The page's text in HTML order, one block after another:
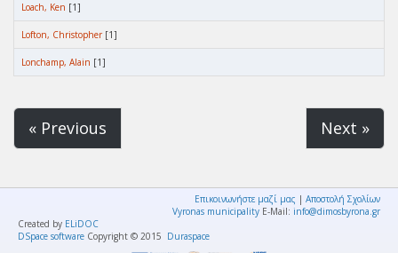
Loach, Ken [1]
Lofton, Christopher[1]
Lonchamp, Alain [1]
« Previous Next »
Επικοινωνήστε μαζί μας | Αποστολή Σχολίων
Vyronas municipality E-Mail: info@dimosbyrona.gr
Created by ELiDOC
DSpace software Copyright © 2015 Duraspace